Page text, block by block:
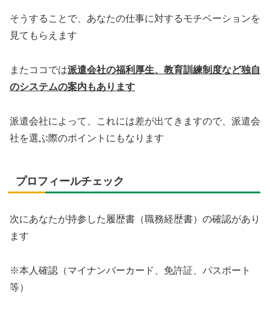
そうすることで、あなたの仕事に対するモチベーションを
見てもらえます
またココでは派遣会社の福利厚生、教育訓練制度など独自
のシステムの案内もあります
派遣会社によって、これには差が出てきますので、派遣会
社を選ぶ際のポイントにもなります
プロフィールチェック
次にあなたが持参した履歴書（職務経歴書）の確認があり
ます
※本人確認（マイナンバーカード、免許証、パスポート
等）